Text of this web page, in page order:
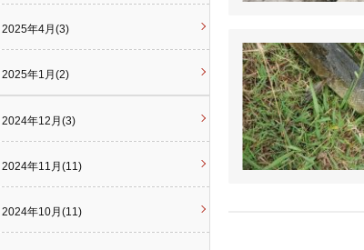
2025年4月(3)
2025年1月(2)
2024年12月(3)
2024年11月(11)
2024年10月(11)